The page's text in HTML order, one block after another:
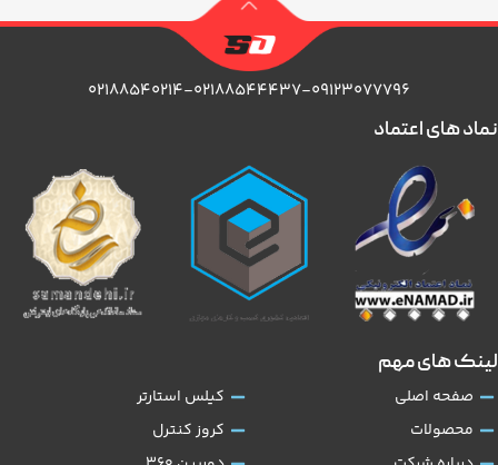
۰۲۱۸۸۵۴۰۲۱۴-۰۲۱۸۸۵۴۴۴۳۷-۰۹۱۲۳۰۷۷۷۹۶
لینک های مهم
صفحه اصلی
محصولات
کیلس استارتر
کروز کنترل
نماد های اعتماد